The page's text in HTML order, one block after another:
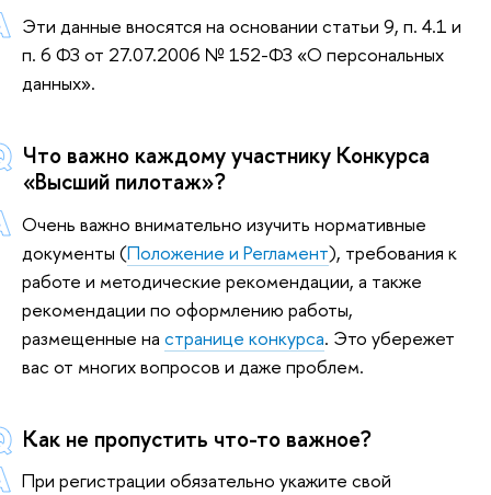
Эти данные вносятся на основании статьи 9, п. 4.1 и
п. 6 ФЗ от 27.07.2006 № 152-ФЗ «О персональных
данных».
Что важно каждому участнику Конкурса
«Высший пилотаж»?
Очень важно внимательно изучить нормативные
документы (Положение и Регламент), требования к
работе и методические рекомендации, а также
рекомендации по оформлению работы,
размещенные на странице конкурса. Это убережет
вас от многих вопросов и даже проблем.
Как не пропустить что-то важное?
При регистрации обязательно укажите свой